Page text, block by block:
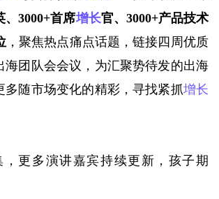
、3000+首席增长官、3000+产品技术
，聚焦热点痛点话题，链接四周优质
海团队会会议，为汇聚势待发的出海
多随市场变化的精彩，寻找紧抓增长
，更多演讲嘉宾持续更新，孩子期